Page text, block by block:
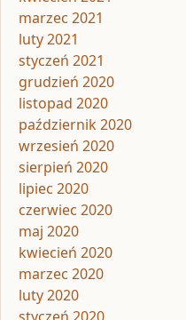
marzec 2021
luty 2021
styczeń 2021
grudzień 2020
listopad 2020
październik 2020
wrzesień 2020
sierpień 2020
lipiec 2020
czerwiec 2020
maj 2020
kwiecień 2020
marzec 2020
luty 2020